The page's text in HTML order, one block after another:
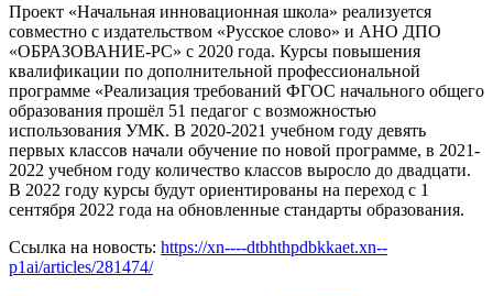
Проект «Начальная инновационная школа» реализуется
совместно с издательством «Русское слово» и АНО ДПО
«ОБРАЗОВАНИЕ-РС» с 2020 года. Курсы повышения
квалификации по дополнительной профессиональной
программе «Реализация требований ФГОС начального общего
образования прошёл 51 педагог с возможностью
использования УМК. В 2020-2021 учебном году девять
первых классов начали обучение по новой программе, в 2021-
2022 учебном году количество классов выросло до двадцати.
В 2022 году курсы будут ориентированы на переход с 1
сентября 2022 года на обновленные стандарты образования.
Ссылка на новость: https://xn----dtbhthpdbkkaet.xn--
p1ai/articles/281474/